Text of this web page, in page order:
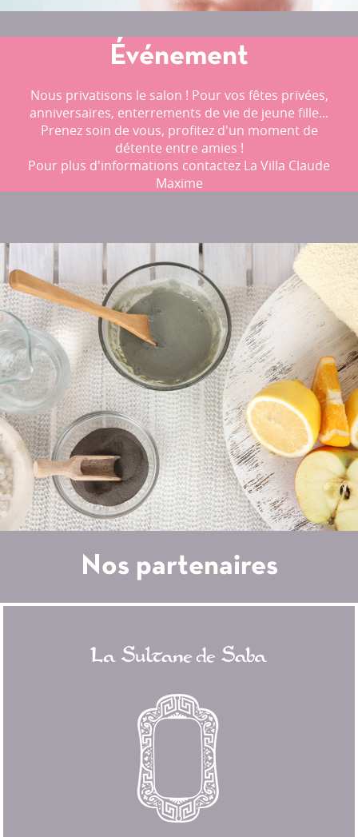
Événement
Nous privatisons le salon ! Pour vos fêtes privées,
anniversaires, enterrements de vie de jeune fille...
Prenez soin de vous, profitez d'un moment de
détente entre amies !
Pour plus d'informations contactez La Villa Claude
Maxime
Nos partenaires